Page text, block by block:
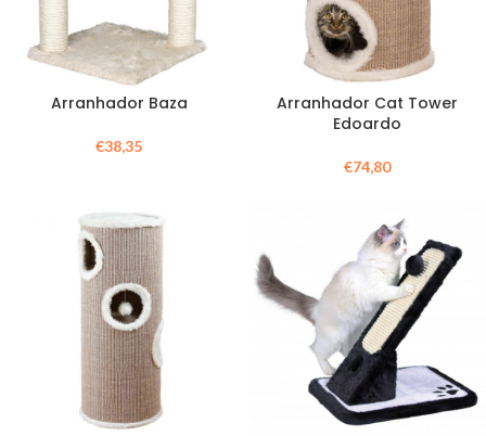
Arranhador Baza
€38,35
Arranhador Cat Tower
Edoardo
€74,80